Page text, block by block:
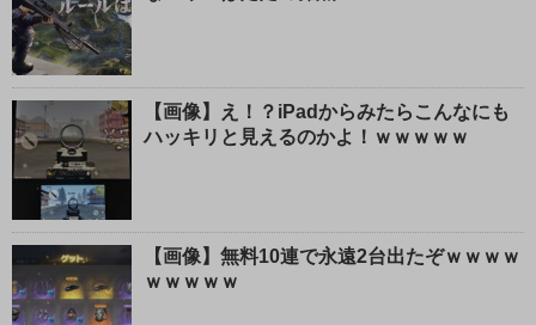
【画像】え！？iPadからみたらこんなにも
ハッキリと見えるのかよ！ｗｗｗｗｗ
【画像】無料10連で永遠2台出たぞｗｗｗｗ
ｗｗｗｗｗ